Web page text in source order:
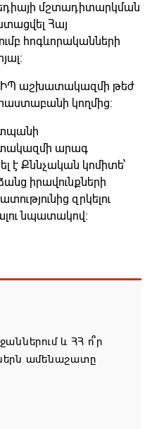
մշտադիտարկման
Հայ
հոգևորականների
աշխատակազմի թեժ
կողմից:
արագ
է Քննչական կոմիտե՝
իրավունքների
զրկելու
նպատակով։
և ՀՀ ո՞ր
ամենաշատը